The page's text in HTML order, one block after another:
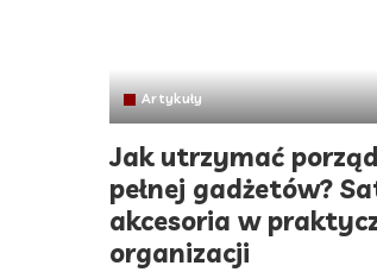
Artykuły
Jak utrzymać
pełnej gadżetów?
akcesoria w
organizacji